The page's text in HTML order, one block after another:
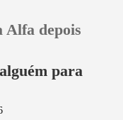
Alfa depois
para